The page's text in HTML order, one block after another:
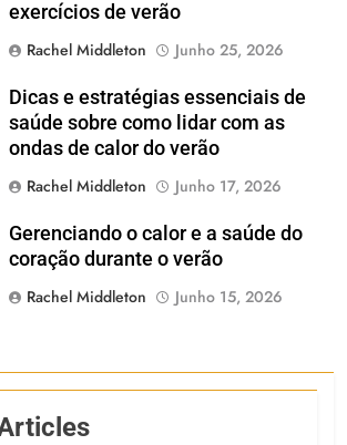
exercícios de verão
Rachel Middleton
Junho 25, 2026
Dicas e estratégias essenciais de
saúde sobre como lidar com as
ondas de calor do verão
Rachel Middleton
Junho 17, 2026
Gerenciando o calor e a saúde do
coração durante o verão
Rachel Middleton
Junho 15, 2026